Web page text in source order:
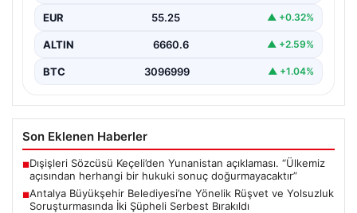
Antalya Büyükşehir Belediyesi'ne bağlı gerçekleştirilen
rüşvet ve yolsuzluk soruşturması kapsamında önemli
EUR 55.25 ▲ +0.32%
ALTIN 6660.6 ▲ +2.59%
BTC 3096999 ▲ +1.04%
Son Eklenen Haberler
■Dışişleri Sözcüsü Keçeli’den Yunanistan açıklaması. “Ülkemiz
açısından herhangi bir hukuki sonuç doğurmayacaktır”
■Antalya Büyükşehir Belediyesi’ne Yönelik Rüşvet ve Yolsuzluk
Soruşturmasında İki Şüpheli Serbest Bırakıldı